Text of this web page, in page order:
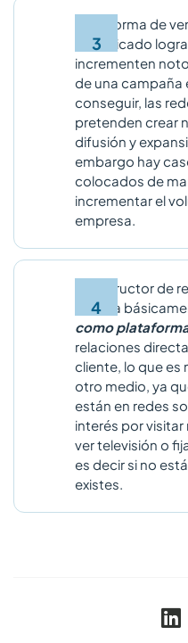
Plataforma de
complicado
incrementen
de una campaña
conseguir, las
pretenden crear
difusión y
embargo hay
colocados de
incrementar el
empresa.
Constructor de
apunta
como
relaciones
cliente, lo que es
otro medio, ya
están en redes
interés por
ver televisión o
es decir si no
existes.